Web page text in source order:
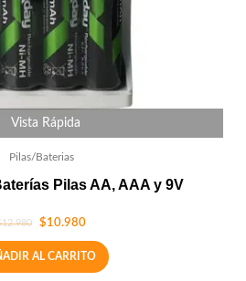
Vista Rápida
Pilas/Baterias
Pilas AA, AAA y 9V
12.980 $10.980
AL CARRITO